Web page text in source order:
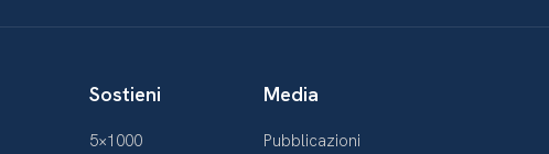
Sostieni
5×1000
Media
Pubblicazioni